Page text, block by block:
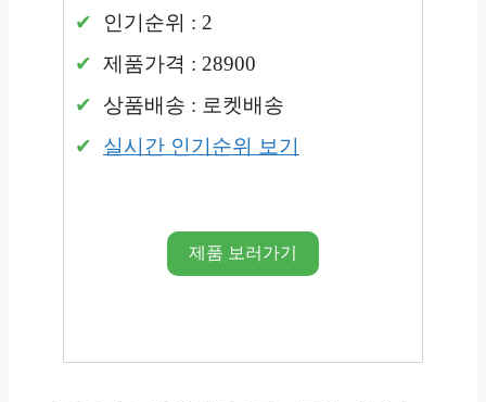
인기순위 : 2
제품가격 : 28900
상품배송 : 로켓배송
실시간 인기순위 보기
제품 보러가기